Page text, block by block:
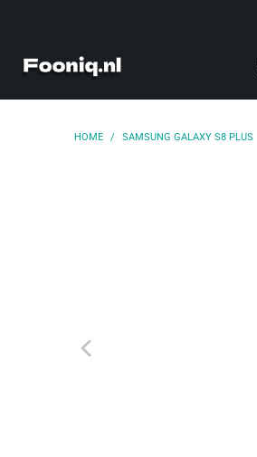
HOME / SAMSUNG GALAXY S8 PLUS